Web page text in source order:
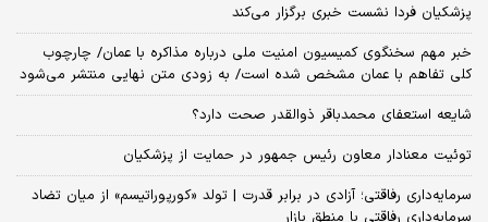
پزشکیان فردا نشست خبری برگزار می‌کند
خبر مهم سخنگوی کمیسیون امنیت ملی درباره مذاکره با عمان/ چارچوب
کلی تفاهم با عمان مشخص شده است/ به زودی متن نهایی منتشر می‌شود
شایعه استعفای محمدباقر ذوالقدر صحت دارد؟
توئیت معنادار معاون رئیس جمهور در حمایت از پزشکیان
سرمایه‌داری رفاقتی؛ آزادی در برابر قدرت | تولد «کورپوراتیسم» از میان تضاد
سرمایه‌داری رفاقتی با منطق بازار